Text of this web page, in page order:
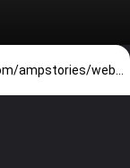
https://sarkarnama.esakal.com/ampstories/web-stories/bihar-nitish-kumar-cabinet-shreyasi-singh-golden-girl-gets-ministerial-post-rm82